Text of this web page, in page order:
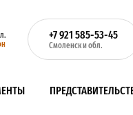
+7 921 585-53-45
Смоленск и обл.